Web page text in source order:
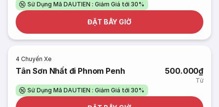
Sử Dụng Mã DAUTIEN : Giảm Giá tới 30%
ĐẶT BÂY GIỜ
4 Chuyến Xe
Tân Sơn Nhất đi Phnom Penh 500.000₫
Từ
Sử Dụng Mã DAUTIEN : Giảm Giá tới 30%